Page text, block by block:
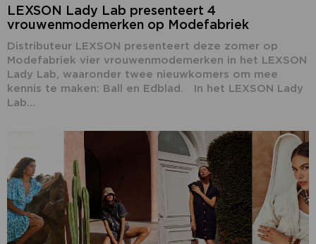
LEXSON Lady Lab presenteert 4
vrouwenmodemerken op Modefabriek
Distributeur LEXSON presenteert deze zomer op
Modefabriek vier vrouwenmodemerken in het LEXSON
Lady Lab, waaronder twee nieuwkomers om mee
kennis te maken: Ball en Edblad. In het LEXSON Lady
Lab...